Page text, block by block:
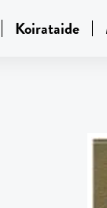
Koirataide